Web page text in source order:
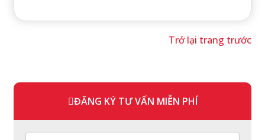
Trở lại trang trước
ĐĂNG KÝ TƯ VẤN MIỄN PHÍ